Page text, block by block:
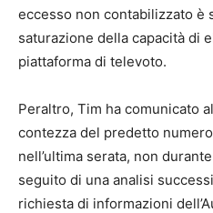
eccesso non contabilizzato è
saturazione della capacità di
piattaforma di televoto.
Peraltro, Tim ha comunicato
contezza del predetto
nell’ultima serata, non
seguito di una analisi
richiesta di informazioni